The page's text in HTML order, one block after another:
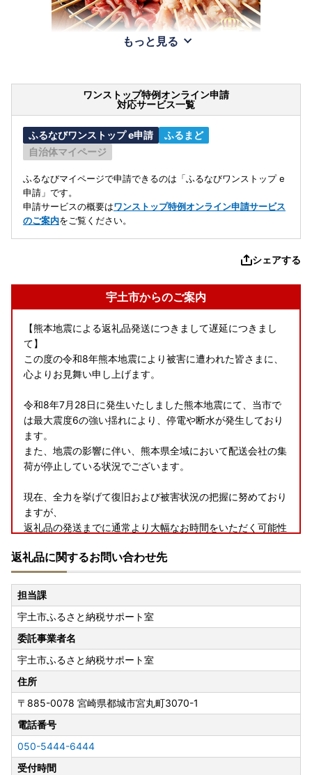
もっと見る
ワンストップ特例オンライン申請
対応サービス一覧
ふるなびワンストップ e申請
ふるまど
自治体マイページ
ふるなびマイページで申請できるのは「ふるなびワンストップ e
申請」です。
申請サービスの概要はワンストップ特例オンライン申請サービス
のご案内をご覧ください。
シェアする
宇土市からのご案内
【熊本地震による返礼品発送につきまして遅延につきまし
て】
この度の令和8年熊本地震により被害に遭われた皆さまに、
心よりお見舞い申し上げます。
令和8年7月28日に発生いたしました熊本地震にて、当市で
は最大震度6の強い揺れにより、停電や断水が発生しており
ます。
また、地震の影響に伴い、熊本県全域において配送会社の集
荷が停止している状況でございます。
現在、全力を挙げて復旧および被害状況の把握に努めており
ますが、
返礼品の発送までに通常より大幅なお時間をいただく可能性
何卒ご理解賜りますようお願い申し上げます。
返礼品に関するお問い合わせ先
担当課
宇土市ふるさと納税サポート室
委託事業者名
宇土市ふるさと納税サポート室
住所
〒885-0078 宮崎県都城市宮丸町3070-1
電話番号
050-5444-6444
受付時間